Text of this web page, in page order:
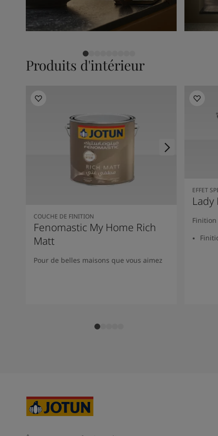
Produits d'intérieur
COUCHE DE FINITION
Fenomastic My Home Rich
Matt
Pour de belles maisons que vous aimez
EFFET
Lady